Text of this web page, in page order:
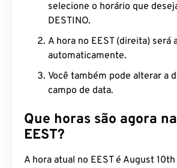
selecione o horário que
DESTINO.
A hora no EEST (direita) será
automaticamente.
Você também pode alterar a
campo de data.
Que horas são agora
EEST?
A hora atual no EEST é August